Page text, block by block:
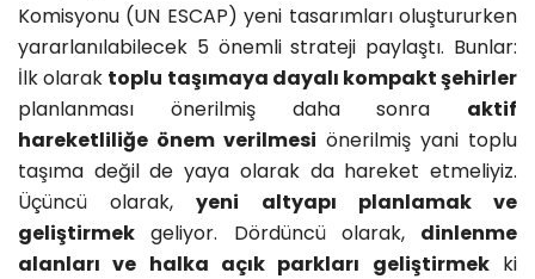
Komisyonu (UN ESCAP) yeni tasarımları oluştururken
yararlanılabilecek 5 önemli strateji paylaştı. Bunlar:
İlk olarak toplu taşımaya dayalı kompakt şehirler
planlanması önerilmiş daha sonra aktif
hareketliliğe önem verilmesi önerilmiş yani toplu
taşıma değil de yaya olarak da hareket etmeliyiz.
Üçüncü olarak,yeni altyapı planlamak ve
geliştirmek geliyor. Dördüncü olarak, dinlenme
alanları ve halka açık parkları geliştirmekki